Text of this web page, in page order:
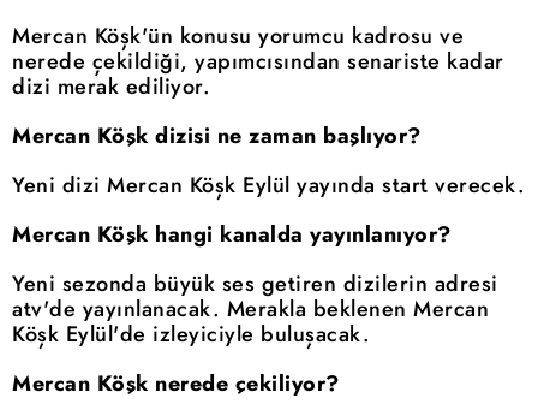
Mercan Köşk'ün konusu yorumcu kadrosu ve
nerede çekildiği, yapımcısından senariste kadar
dizi merak ediliyor.
Mercan Köşk dizisi ne zaman başlıyor?
Yeni dizi Mercan Köşk Eylül yayında start verecek.
Mercan Köşk hangi kanalda yayınlanıyor?
Yeni sezonda büyük ses getiren dizilerin adresi
atv'de yayınlanacak. Merakla beklenen Mercan
Köşk Eylül'de izleyiciyle buluşacak.
Mercan Köşk nerede çekiliyor?